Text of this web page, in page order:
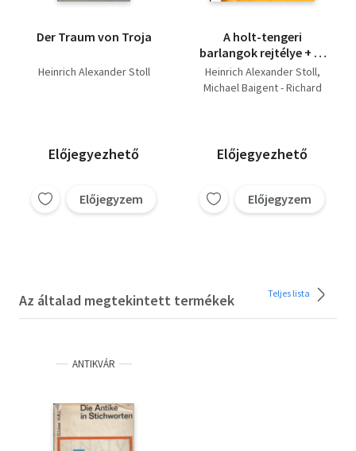
Der Traum von Troja
Heinrich Alexander Stoll
Előjegyezhető
Előjegyzem
A holt-tengeri
barlangok rejtélye + Mi
az igazság a holt-
tengeri tekercsek
Heinrich Alexander Stoll
Michael Baigent - Richard
Előjegyezhető
Előjegyzem
Az általad megtekintett termékek Teljes lista
ANTIKVÁR